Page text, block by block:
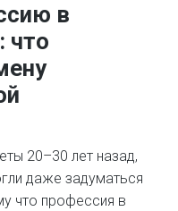
в
что
20–30 лет назад,
даже задуматься
что профессия в